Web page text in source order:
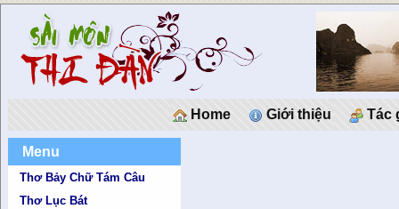
Home Giới thiệu Tác
Menu
Thơ Bảy Chữ Tám Câu
Thơ Lục Bát